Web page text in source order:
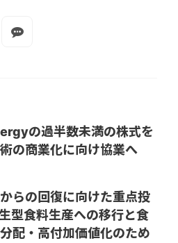
の過半数未満の株式を
の商業化に向け協業へ
らの回復に向けた重点投
型食料生産への移行と食
配・高付加価値化のため